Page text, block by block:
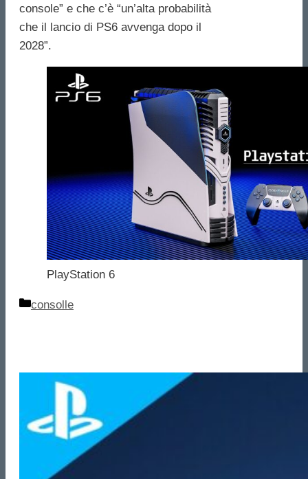
console” e che c’è “un’alta probabilità
che il lancio di PS6 avvenga dopo il
2028”.
PlayStation 6
Categorie
consolle